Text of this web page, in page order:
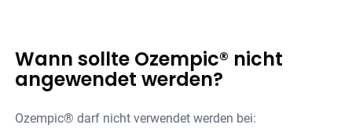
Wann sollte Ozempic® nicht
angewendet werden?
Ozempic® darf nicht verwendet werden bei: